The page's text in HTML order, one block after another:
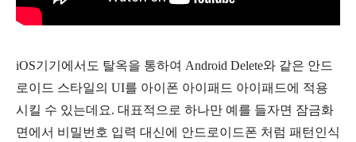
iOS기기에서도 탈옥을 통하여 Android Delete와 같은 안드
로이드 스타일의 UI를 아이폰 아이패드 아이패드에 적용
시킬 수 있는데요. 대표적으로 하나만 예를 들자면 잠금화
면에서 비밀번호 입력 대신에 안드로이드폰 처럼 패턴인식